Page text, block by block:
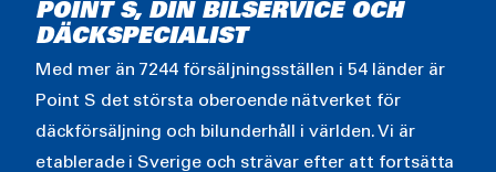
POINT S, DIN BILSERVICE OCH
DÄCKSPECIALIST
Med mer än 7244 försäljningsställen i 54 länder är
Point S det största oberoende nätverket för
däckförsäljning och bilunderhåll i världen. Vi är
etablerade i Sverige och strävar efter att fortsätta